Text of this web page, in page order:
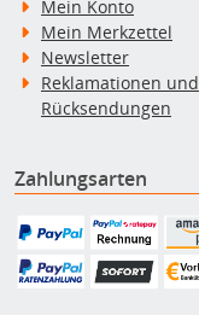
Mein Konto
Mein Merkzettel
Newsletter
Reklamationen und
Rücksendungen
Zahlungsarten